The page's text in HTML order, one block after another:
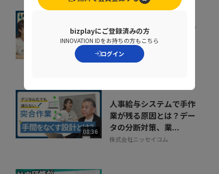
07:35
組織が育たない本当の理
由。 売上の成長ポイン
トを可視化するKPI...
ポーターズ株式会社
08:36
人事給与システムで手作
業が残る原因とは？デー
タの分断対策、業...
株式会社ニッセイコム
bizplayにご登録済みの方
INNOVATION IDをお持ちの方もこちら
ログイン